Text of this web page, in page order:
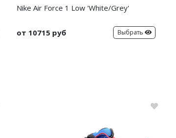
Nike Air Force 1 Low 'White/Grey'
от 10715 руб Выбрать